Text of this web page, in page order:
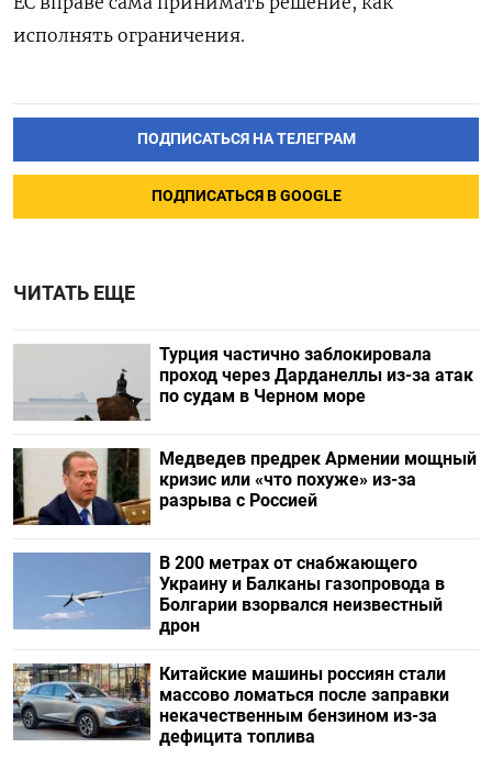
исполнять ограничения.
ПОДПИСАТЬСЯ НА ТЕЛЕГРАМ
ПОДПИСАТЬСЯ В GOOGLE
ЧИТАТЬ ЕЩЕ
Турция частично заблокировала
проход через Дарданеллы из-за атак
по судам в Черном море
Медведев предрек Армении мощный
кризис или «что похуже» из-за
разрыва с Россией
В 200 метрах от снабжающего
Украину и Балканы газопровода в
Болгарии взорвался неизвестный
дрон
Китайские машины россиян стали
массово ломаться после заправки
некачественным бензином из-за
дефицита топлива